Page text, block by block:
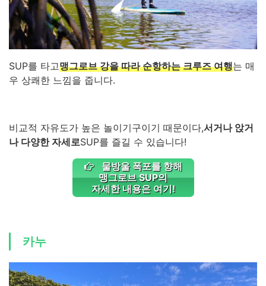
SUP를 타고맹그로브 강을 따라 순항하는 크루즈 여행는 매
우 상쾌한 느낌을 줍니다.
비교적 자유도가 높은 놀이기구이기 때문이다,서거나 앉거
나 다양한 자세로SUP를 즐길 수 있습니다!
물방울 폭포를 향해
맹그로브 SUP의
자세한 내용은 여기!
카누